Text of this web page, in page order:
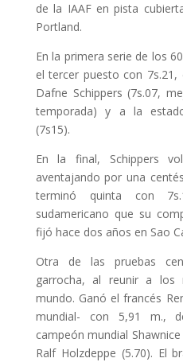
de la IAAF en pista
Portland.
En la primera serie de los
el tercer puesto con
Dafne Schippers (7s.07,
temporada) y a la
(7s15).
En la final, Schippers
aventajando por una
terminó quinta con
sudamericano que su
fijó hace dos años en Sao
Otra de las pruebas
garrocha, al reunir a los
mundo. Ganó el francés
mundial- con 5,91 m.,
campeón mundial
Ralf Holzdeppe (5.70). El